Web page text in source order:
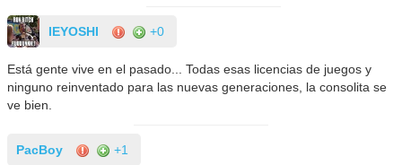
IEYOSHI +0
Está gente vive en el pasado... Todas esas licencias de juegos y
ninguno reinventado para las nuevas generaciones, la consolita se
ve bien.
PacBoy +1